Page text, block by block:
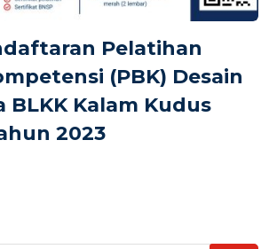
Pelatihan
(PBK) Desain
BLKK Kalam Kudus
2023